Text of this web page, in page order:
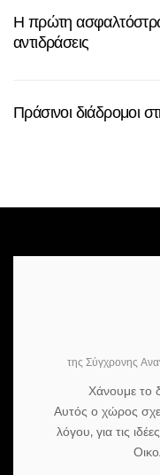
Η πρώτη
αντιδράσεις
Πράσινοι διάδρομοι
της Σύγχρονης
Χάνουμε το
Αυτός ο χώρος
λόγου, για τις